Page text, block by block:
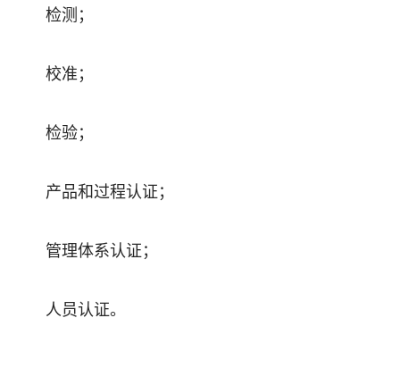
检测；
校准；
检验；
产品和过程认证；
管理体系认证；
人员认证。